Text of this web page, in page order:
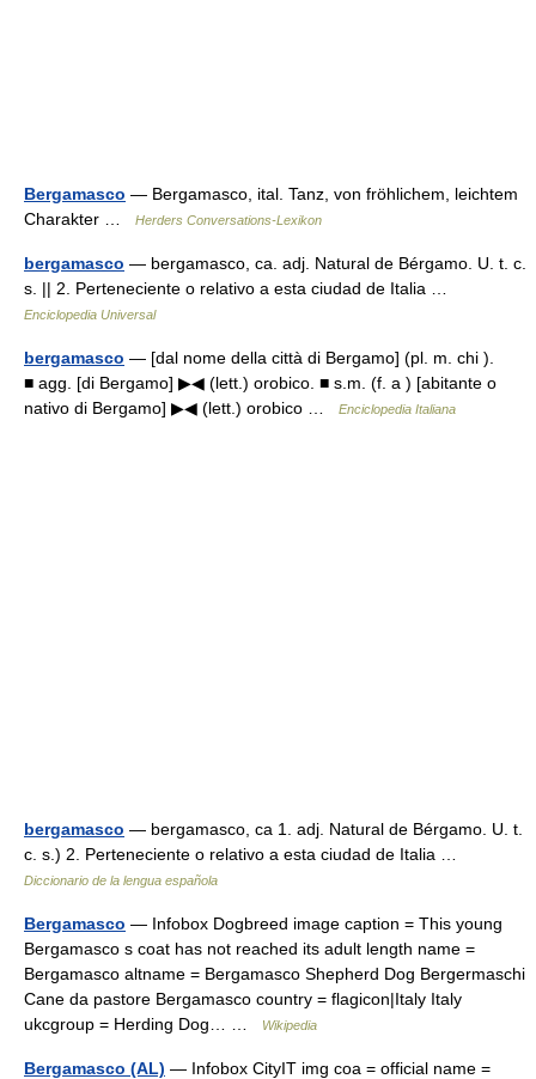
Bergamasco — Bergamasco, ital. Tanz, von fröhlichem, leichtem
Charakter …
Herders Conversations-Lexikon
bergamasco — bergamasco, ca. adj. Natural de Bérgamo. U. t. c.
s. || 2. Perteneciente o relativo a esta ciudad de Italia …
Enciclopedia Universal
bergamasco — [dal nome della città di Bergamo] (pl. m. chi ).
■ agg. [di Bergamo] ▶◀ (lett.) orobico. ■ s.m. (f. a ) [abitante o
nativo di Bergamo] ▶◀ (lett.) orobico …
Enciclopedia Italiana
bergamasco — bergamasco, ca 1. adj. Natural de Bérgamo. U. t.
c. s.) 2. Perteneciente o relativo a esta ciudad de Italia …
Diccionario de la lengua española
Bergamasco — Infobox Dogbreed image caption = This young
Bergamasco s coat has not reached its adult length name =
Bergamasco altname = Bergamasco Shepherd Dog Bergermaschi
Cane da pastore Bergamasco country = flagicon|Italy Italy
ukcgroup = Herding Dog… …
Wikipedia
Bergamasco (AL) — Infobox CityIT img coa = official name =